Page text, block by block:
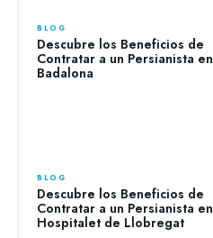
BLOG
Descubre los Beneficios de
Contratar a un Persianista en
Badalona
BLOG
Descubre los Beneficios de
Contratar a un Persianista en
Hospitalet de Llobregat